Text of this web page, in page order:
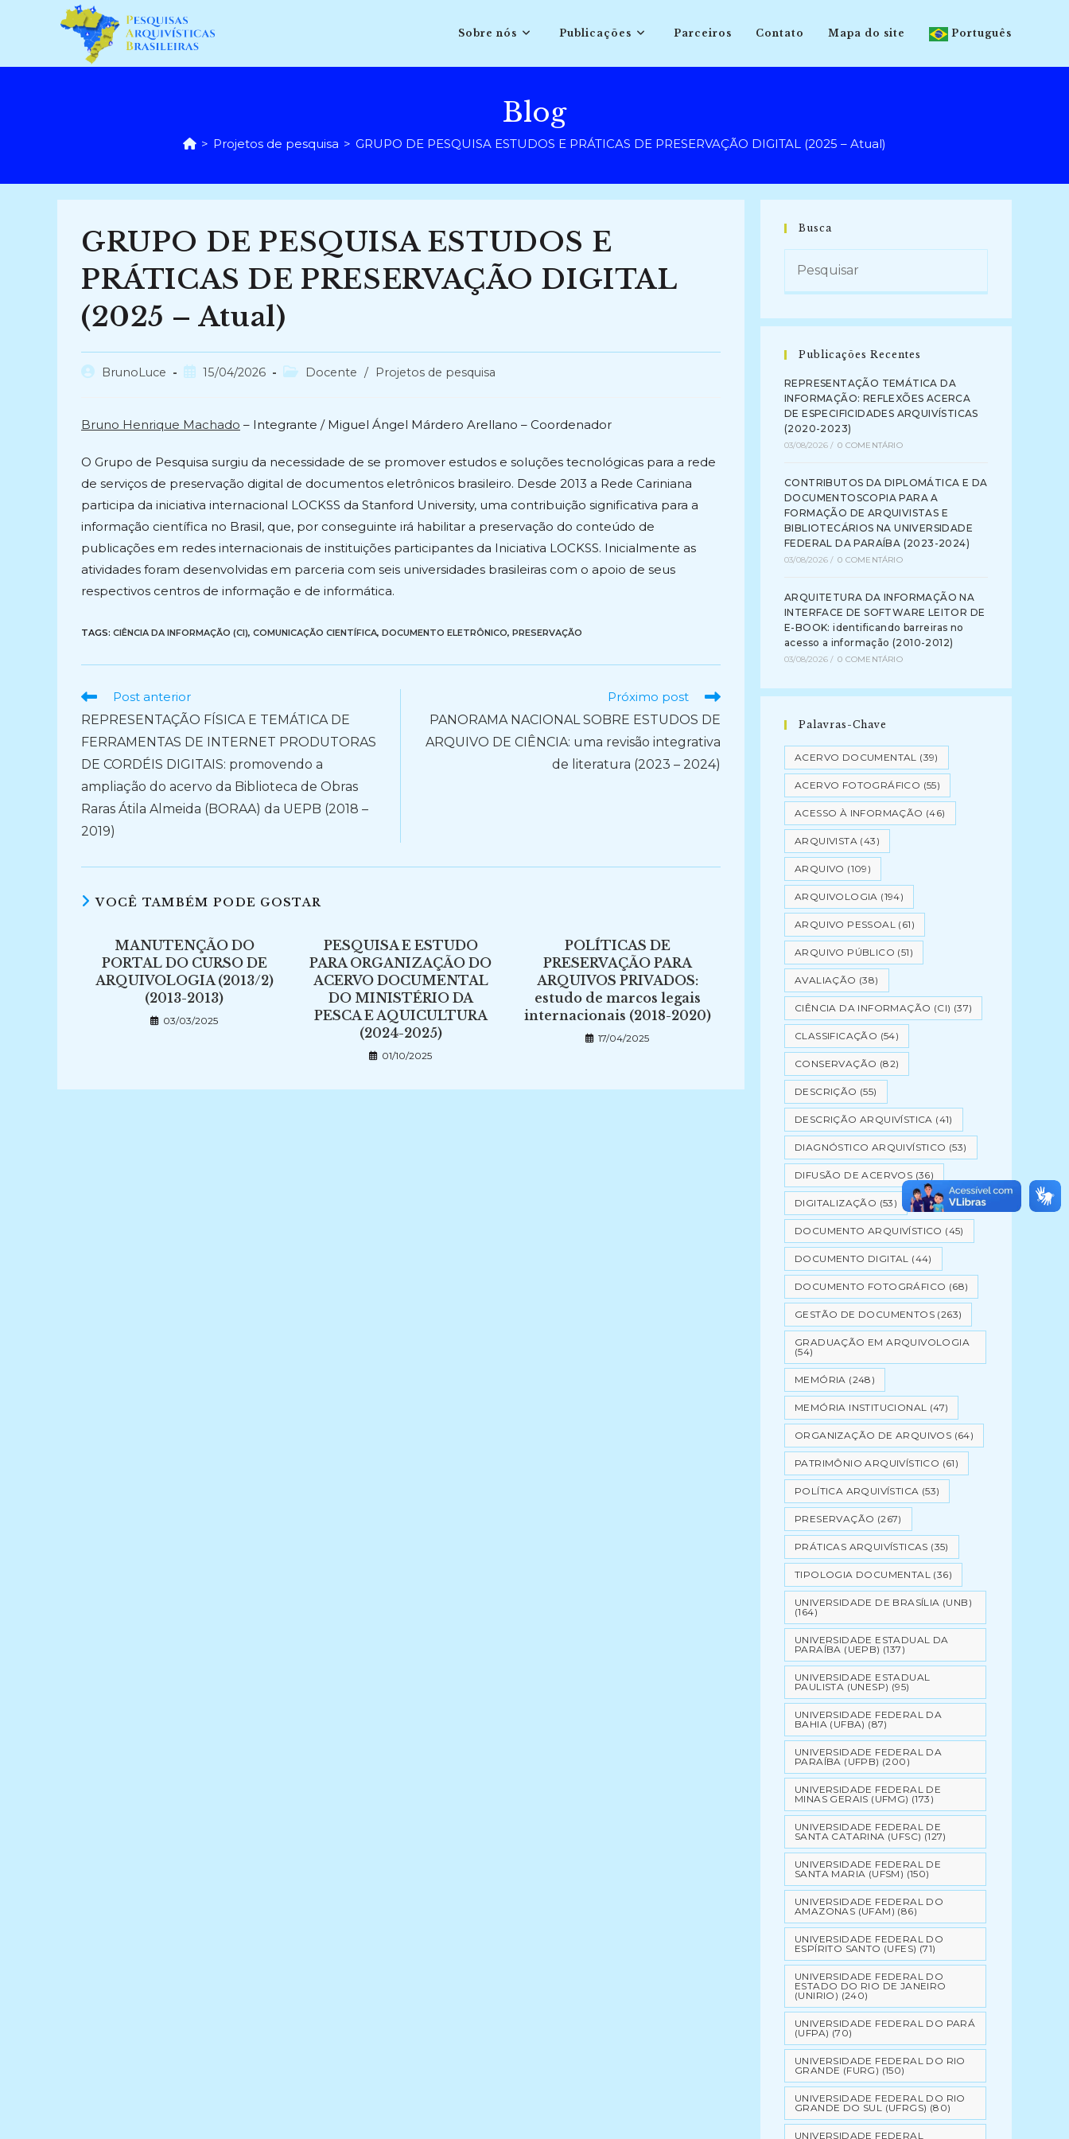
conteúdo
Sobre nós Publicações Parceiros Contato Mapa do site Português
Blog
> Projetos de pesquisa > GRUPO DE PESQUISA ESTUDOS E PRÁTICAS DE PRESERVAÇÃO DIGITAL (2025 – Atual)
GRUPO DE PESQUISA ESTUDOS E
PRÁTICAS DE PRESERVAÇÃO DIGITAL
(2025 – Atual)
AutorBrunoLuce
Post15/04/2026
Categoria
Docente / Projetos de pesquisa
Bruno Henrique Machado – Integrante / Miguel Ángel Márdero Arellano – Coordenador
O Grupo de Pesquisa surgiu da necessidade de se promover estudos e soluções tecnológicas para a rede
de serviços de preservação digital de documentos eletrônicos brasileiro. Desde 2013 a Rede Cariniana
participa da iniciativa internacional LOCKSS da Stanford University, uma contribuição significativa para a
informação científica no Brasil, que, por conseguinte irá habilitar a preservação do conteúdo de
publicações em redes internacionais de instituições participantes da Iniciativa LOCKSS. Inicialmente as
atividades foram desenvolvidas em parceria com seis universidades brasileiras com o apoio de seus
respectivos centros de informação e de informática.
TAGS: CIÊNCIA DA INFORMAÇÃO (CI), COMUNICAÇÃO CIENTÍFICA, DOCUMENTO ELETRÔNICO, PRESERVAÇÃO
Ler
artigos
Post anterior
REPRESENTAÇÃO FÍSICA E TEMÁTICA DE
FERRAMENTAS DE INTERNET PRODUTORAS
DE CORDÉIS DIGITAIS: promovendo a
ampliação do acervo da Biblioteca de Obras
Raras Átila Almeida (BORAA) da UEPB (2018 –
2019)
Próximo post
PANORAMA NACIONAL SOBRE ESTUDOS DE
ARQUIVO DE CIÊNCIA: uma revisão integrativa
de literatura (2023 – 2024)
VOCÊ TAMBÉM PODE GOSTAR
MANUTENÇÃO DO
PORTAL DO CURSO DE
ARQUIVOLOGIA (2013/2)
(2013-2013)
03/03/2025
PESQUISA E ESTUDO
PARA ORGANIZAÇÃO DO
ACERVO DOCUMENTAL
DO MINISTÉRIO DA
PESCA E AQUICULTURA
(2024-2025)
01/10/2025
POLÍTICAS DE
PRESERVAÇÃO PARA
ARQUIVOS PRIVADOS:
estudo de marcos legais
internacionais (2018-2020)
17/04/2025
Busca
Publicações Recentes
REPRESENTAÇÃO TEMÁTICA DA
INFORMAÇÃO: REFLEXÕES ACERCA
DE ESPECIFICIDADES ARQUIVÍSTICAS
(2020-2023)
03/08/2026 / 0 COMENTÁRIO
CONTRIBUTOS DA DIPLOMÁTICA E DA
DOCUMENTOSCOPIA PARA A
FORMAÇÃO DE ARQUIVISTAS E
BIBLIOTECÁRIOS NA UNIVERSIDADE
FEDERAL DA PARAÍBA (2023-2024)
03/08/2026 / 0 COMENTÁRIO
ARQUITETURA DA INFORMAÇÃO NA
INTERFACE DE SOFTWARE LEITOR DE
E-BOOK: identificando barreiras no
acesso a informação (2010-2012)
03/08/2026 / 0 COMENTÁRIO
Palavras-Chave
ACERVO DOCUMENTAL (39)
ACERVO FOTOGRÁFICO (55)
ACESSO À INFORMAÇÃO (46)
ARQUIVISTA (43)
ARQUIVO (109)
ARQUIVOLOGIA (194)
ARQUIVO PESSOAL (61)
ARQUIVO PÚBLICO (51)
AVALIAÇÃO (38)
CIÊNCIA DA INFORMAÇÃO (CI) (37)
CLASSIFICAÇÃO (54)
CONSERVAÇÃO (82)
DESCRIÇÃO (55)
DESCRIÇÃO ARQUIVÍSTICA (41)
DIAGNÓSTICO ARQUIVÍSTICO (53)
DIFUSÃO DE ACERVOS (36)
DIGITALIZAÇÃO (53)
DOCUMENTO ARQUIVÍSTICO (45)
DOCUMENTO DIGITAL (44)
DOCUMENTO FOTOGRÁFICO (68)
GESTÃO DE DOCUMENTOS (263)
GRADUAÇÃO EM ARQUIVOLOGIA
(54)
MEMÓRIA (248)
MEMÓRIA INSTITUCIONAL (47)
ORGANIZAÇÃO DE ARQUIVOS (64)
PATRIMÔNIO ARQUIVÍSTICO (61)
POLÍTICA ARQUIVÍSTICA (53)
PRESERVAÇÃO (267)
PRÁTICAS ARQUIVÍSTICAS (35)
TIPOLOGIA DOCUMENTAL (36)
UNIVERSIDADE DE BRASÍLIA (UNB)
(164)
UNIVERSIDADE ESTADUAL DA
PARAÍBA (UEPB) (137)
UNIVERSIDADE ESTADUAL
PAULISTA (UNESP) (95)
UNIVERSIDADE FEDERAL DA
BAHIA (UFBA) (87)
UNIVERSIDADE FEDERAL DA
PARAÍBA (UFPB) (200)
UNIVERSIDADE FEDERAL DE
MINAS GERAIS (UFMG) (173)
UNIVERSIDADE FEDERAL DE
SANTA CATARINA (UFSC) (127)
UNIVERSIDADE FEDERAL DE
SANTA MARIA (UFSM) (150)
UNIVERSIDADE FEDERAL DO
AMAZONAS (UFAM) (86)
UNIVERSIDADE FEDERAL DO
ESPÍRITO SANTO (UFES) (71)
UNIVERSIDADE FEDERAL DO
ESTADO DO RIO DE JANEIRO
(UNIRIO) (240)
UNIVERSIDADE FEDERAL DO PARÁ
(UFPA) (70)
UNIVERSIDADE FEDERAL DO RIO
GRANDE (FURG) (150)
UNIVERSIDADE FEDERAL DO RIO
GRANDE DO SUL (UFRGS) (80)
UNIVERSIDADE FEDERAL